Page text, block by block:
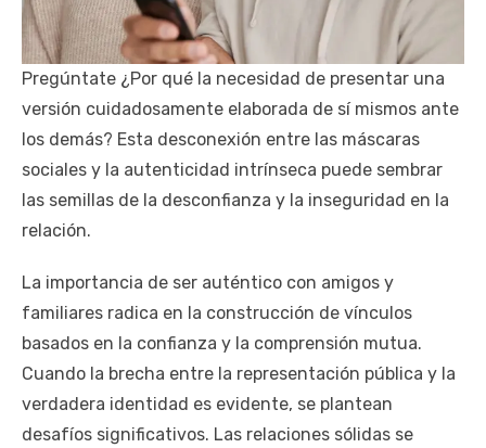
Pregúntate ¿Por qué la necesidad de presentar una
versión cuidadosamente elaborada de sí mismos ante
los demás? Esta desconexión entre las máscaras
sociales y la autenticidad intrínseca puede sembrar
las semillas de la desconfianza y la inseguridad en la
relación.
La importancia de ser auténtico con amigos y
familiares radica en la construcción de vínculos
basados en la confianza y la comprensión mutua.
Cuando la brecha entre la representación pública y la
verdadera identidad es evidente, se plantean
desafíos significativos. Las relaciones sólidas se